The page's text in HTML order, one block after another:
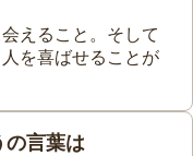
えること。そして
を喜ばせることが
の言葉は